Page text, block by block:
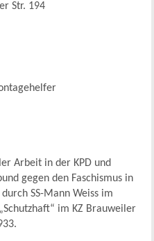
Str. 194
Arbeit in der KPD und
gegen den Faschismus in
SS-Mann Weiss im
im KZ Brauweiler